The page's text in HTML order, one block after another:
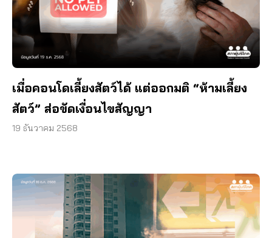
เมื่อคอนโดเลี้ยงสัตว์ได้ แต่ออกมติ “ห้ามเลี้ยง
สัตว์” ส่อขัดเงื่อนไขสัญญา
19 ธันวาคม 2568